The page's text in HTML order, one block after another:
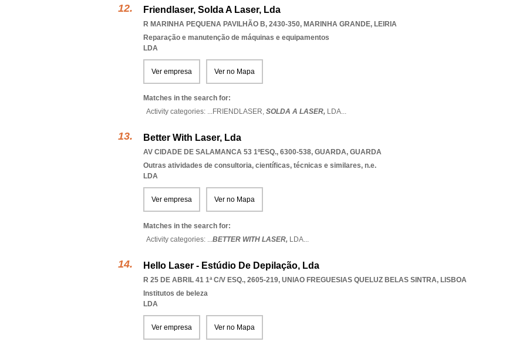
Friendlaser, Solda A Laser, Lda
R MARINHA PEQUENA PAVILHÃO B, 2430-350, MARINHA GRANDE, LEIRIA
Reparação e manutenção de máquinas e equipamentos
LDA
Ver empresa Ver no Mapa
Matches in the search for:
Activity categories: ...FRIENDLASER, SOLDA A LASER, LDA...
Better With Laser, Lda
AV CIDADE DE SALAMANCA 53 1ºESQ., 6300-538, GUARDA, GUARDA
Outras atividades de consultoria, científicas, técnicas e similares, n.e.
LDA
Ver empresa Ver no Mapa
Matches in the search for:
Activity categories: ...BETTER WITH LASER, LDA...
Hello Laser - Estúdio De Depilação, Lda
R 25 DE ABRIL 41 1ª C/V ESQ., 2605-219, UNIAO FREGUESIAS QUELUZ BELAS SINTRA, LISBOA
Institutos de beleza
LDA
Ver empresa Ver no Mapa